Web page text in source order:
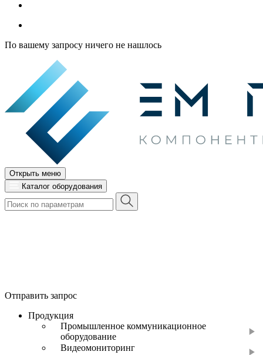
По вашему запросу ничего не нашлось
Открыть меню
Каталог оборудования
Отправить запрос
Продукция
Промышленное коммуникационное
оборудование
Видеомониторинг